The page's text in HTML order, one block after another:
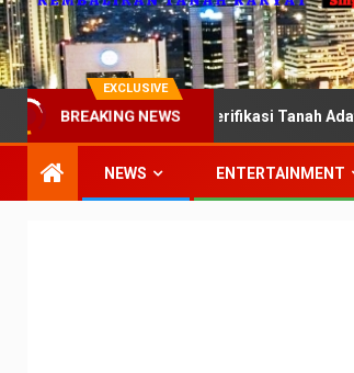
EXCLUSIVE
BREAKING NEWS
Kawal Ketat Verifikasi Tanah Adat yang
NEWS ENTERTAINMENT